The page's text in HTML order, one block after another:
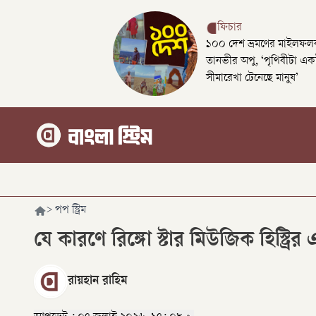
ফিচার
১০০ দেশ ভ্রমণের
তানভীর অপু, ‘পৃথিবীটা
সীমারেখা টেনেছে মানুষ’
> পপ স্ট্রিম
যে কারণে রিঙ্গো স্টার মিউজিক
রায়হান রাহিম